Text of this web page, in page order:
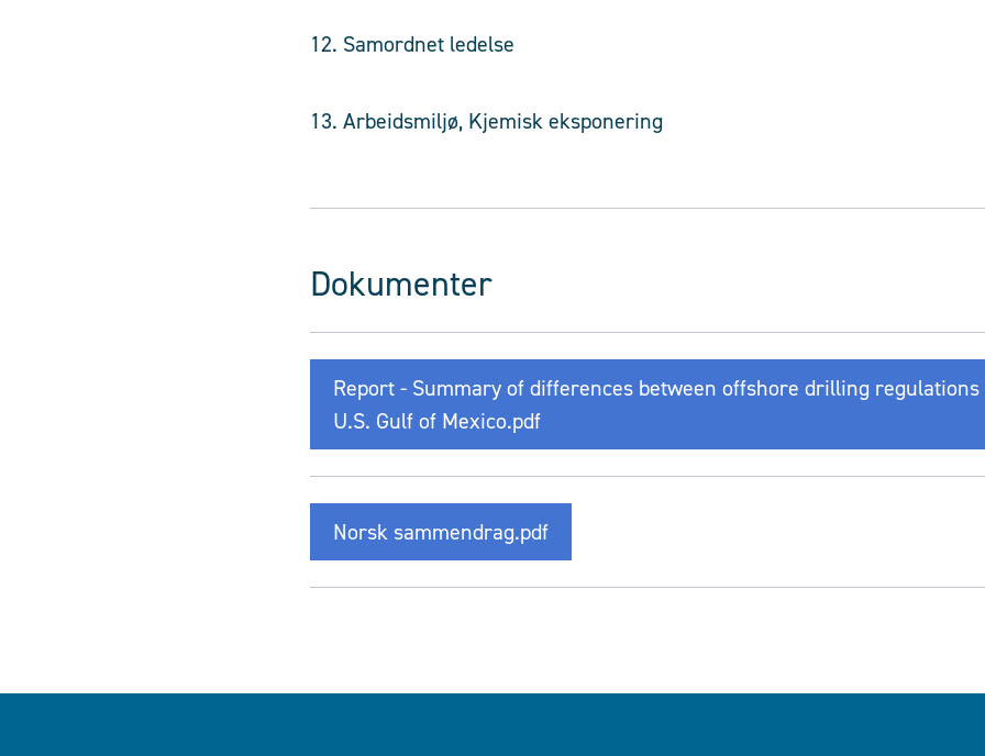
12. Samordnet ledelse
13. Arbeidsmiljø, Kjemisk eksponering
Dokumenter
Report - Summary of differences between offshore drilling
U.S. Gulf of Mexico.pdf
Norsk sammendrag.pdf